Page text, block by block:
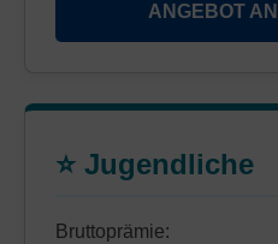
ANGEBOT
⭐ Jugendliche
Bruttoprämie: